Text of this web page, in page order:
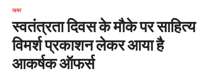
खबर
स्वतंत्रता दिवस के मौके पर साहित्य
विमर्श प्रकाशन लेकर आया है
आकर्षक ऑफर्स